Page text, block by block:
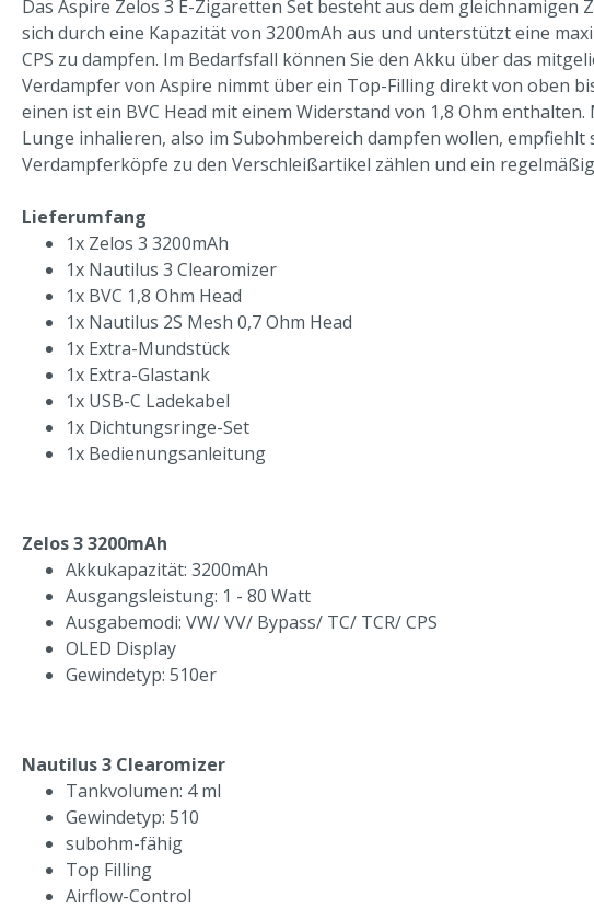
Das Aspire Zelos 3 E-Zigaretten Set besteht aus dem
sich durch eine Kapazität von 3200mAh aus und unterstützt eine
CPS zu dampfen. Im Bedarfsfall können Sie den Akku über das
Verdampfer von Aspire nimmt über ein Top-Filling direkt von oben
einen ist ein BVC Head mit einem Widerstand von 1,8 Ohm
Lunge inhalieren, also im Subohmbereich dampfen wollen,
Verdampferköpfe zu den Verschleißartikel zählen und ein
Lieferumfang
1x Zelos 3 3200mAh
1x Nautilus 3 Clearomizer
1x BVC 1,8 Ohm Head
1x Nautilus 2S Mesh 0,7 Ohm Head
1x Extra-Mundstück
1x Extra-Glastank
1x USB-C Ladekabel
1x Dichtungsringe-Set
1x Bedienungsanleitung
Zelos 3 3200mAh
Akkukapazität: 3200mAh
Ausgangsleistung: 1 - 80 Watt
Ausgabemodi: VW/ VV/ Bypass/ TC/ TCR/ CPS
OLED Display
Gewindetyp: 510er
Nautilus 3 Clearomizer
Tankvolumen: 4 ml
Gewindetyp: 510
subohm-fähig
Top Filling
Airflow-Control